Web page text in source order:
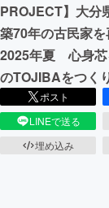
PROJECT】大分
築70年の古民家
2025年夏 心身芯
のTOJIBAをつく
ポスト
LINEで送る
埋め込み